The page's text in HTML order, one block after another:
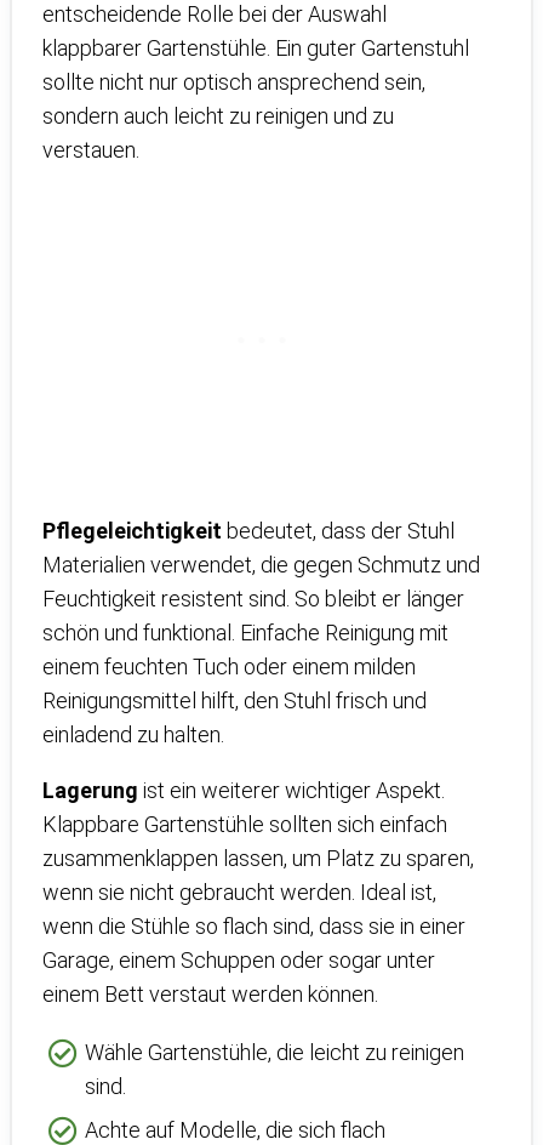
entscheidende Rolle bei der Auswahl
klappbarer Gartenstühle. Ein guter Gartenstuhl
sollte nicht nur optisch ansprechend sein,
sondern auch leicht zu reinigen und zu
verstauen.
Pflegeleichtigkeit bedeutet, dass der Stuhl
Materialien verwendet, die gegen Schmutz und
Feuchtigkeit resistent sind. So bleibt er länger
schön und funktional. Einfache Reinigung mit
einem feuchten Tuch oder einem milden
Reinigungsmittel hilft, den Stuhl frisch und
einladend zu halten.
Lagerung ist ein weiterer wichtiger Aspekt.
Klappbare Gartenstühle sollten sich einfach
zusammenklappen lassen, um Platz zu sparen,
wenn sie nicht gebraucht werden. Ideal ist,
wenn die Stühle so flach sind, dass sie in einer
Garage, einem Schuppen oder sogar unter
einem Bett verstaut werden können.
Wähle Gartenstühle, die leicht zu reinigen
sind.
Achte auf Modelle, die sich flach